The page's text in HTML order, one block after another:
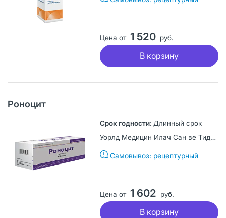
Цена от 1 520 руб.
В корзину
Роноцит
Длинный срок
Уорлд Медицин Илач Сан ве Тидж А.Ш., Турция
Самовывоз: рецептурный
Цена от 1 602 руб.
В корзину